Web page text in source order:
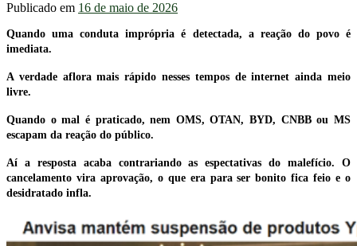
Publicado em 16 de maio de 2026
Quando uma conduta imprópria é detectada, a reação do povo é
imediata.
A verdade aflora mais rápido nesses tempos de internet ainda meio
livre.
Quando o mal é praticado, nem OMS, OTAN, BYD, CNBB ou MS
escapam da reação do público.
Aí a resposta acaba contrariando as espectativas do malefício. O
cancelamento vira aprovação, o que era para ser bonito fica feio e o
desidratado infla.